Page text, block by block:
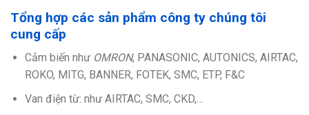
Tổng hợp các sản phẩm công ty chúng tôi
cung cấp
Cảm biến như OMRON, PANASONIC, AUTONICS, AIRTAC,
ROKO, MITG, BANNER, FOTEK, SMC, ETP, F&C
Van điện từ: như AIRTAC, SMC, CKD,…